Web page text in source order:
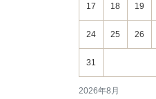
2026年8月
17 18 19
24 25 26
31